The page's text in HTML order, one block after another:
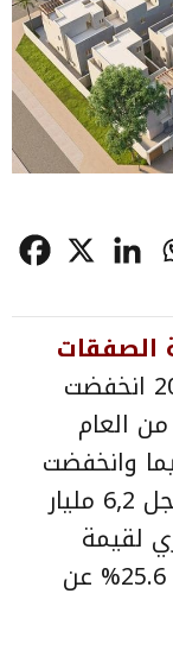
الصفقات
السكنية لشهر مايو 2023 انخفضت
من العام
ريال، فيما وانخفضت
الصفقات التجارية بنسبة 8,7٪ لتسجل 6,2 مليار
لقيمة
الصفقات العقارية في مايو بنسبة 25.6% عن